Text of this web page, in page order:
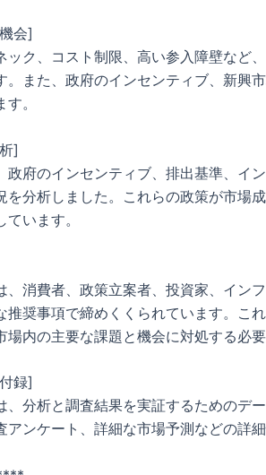
会]
ック、コスト制限、高い参入障壁など
。また、政府のインセンティブ、新興
。
]
政府のインセンティブ、排出基準、イ
を分析しました。これらの政策が市場
います。
、消費者、政策立案者、投資家、イン
推奨事項で締めくくられています。こ
場内の主要な課題と機会に対処する必要
録]
、分析と調査結果を実証するためのデ
アンケート、詳細な市場予測などの詳